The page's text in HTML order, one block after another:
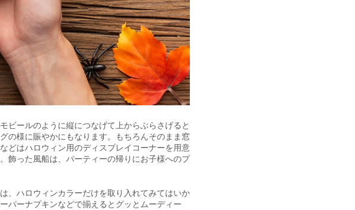
ビールのように縦につなげて上からぶらさげると
の様に賑やかにもなります。もちろんそのまま窓
どはハロウィン用のディスプレイコーナーを用意
飾った風船は、パーティーの帰りにお子様へのプ
、ハロウィンカラーだけを取り入れてみてはいか
パーナプキンなどで揃えるとグッとムーディー